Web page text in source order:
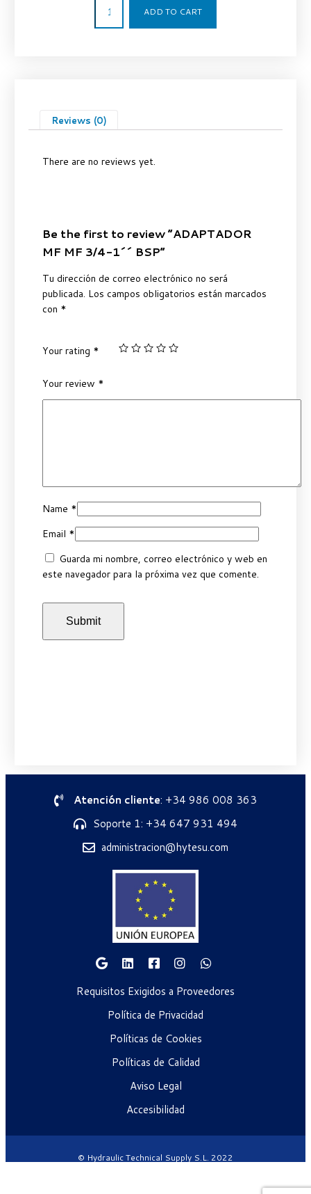
ADD TO CART
Reviews (0)
There are no reviews yet.
Be the first to review “ADAPTADOR
MF MF 3/4-1´´ BSP”
Tu dirección de correo electrónico no será
publicada. Los campos obligatorios están marcados
con *
Your rating *
Your review *
Name *
Email *
Guarda mi nombre, correo electrónico y web en
este navegador para la próxima vez que comente.
Atención cliente: +34 986 008 363
Soporte 1: +34 647 931 494
administracion@hytesu.com
Requisitos Exigidos a Proveedores
Política de Privacidad
Políticas de Cookies
Políticas de Calidad
Aviso Legal
Accesibilidad
© Hydraulic Technical Supply S.L. 2022